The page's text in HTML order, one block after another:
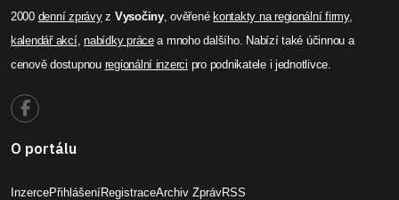
2000 denní zprávyz Vysočiny, ověřenékontakty na regionální firmy,
kalendář akcí,nabídky prácea mnoho dalšího. Nabízí také účinnou a
cenově dostupnou regionální inzerci pro podnikatele i jednotlivce.
O portálu
InzercePřihlášeníRegistraceArchiv ZprávRSS